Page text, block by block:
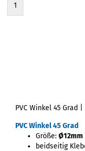
1
PVC Winkel 45 Grad
PVC Winkel 45 Grad
Größe: Ø12mm
beidseitig